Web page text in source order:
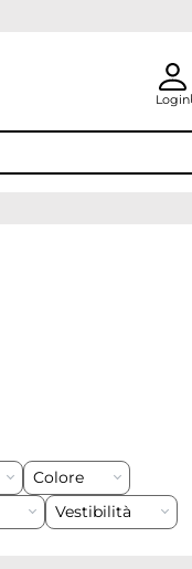
Login
Colore
Vestibilità